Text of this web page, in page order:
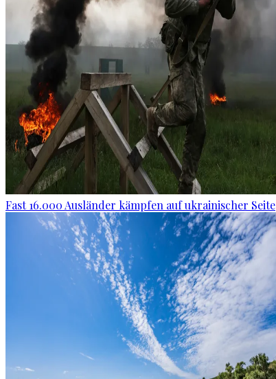
Fast 16.000 Ausländer kämpfen auf ukrainischer Seite